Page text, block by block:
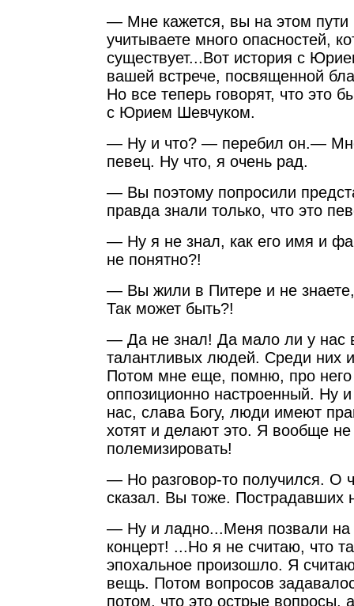
— Мне кажется, вы на этом пути
учитываете много опасностей,
существует...Вот история с
вашей встрече, посвященной
Но все теперь говорят, что это
с Юрием Шевчуком.
— Ну и что? — перебил он.— Мне
певец. Ну что, я очень рад.
— Вы поэтому попросили
правда знали только, что это
— Ну я не знал, как его имя и
не понятно?!
— Вы жили в Питере и не знаете,
Так может быть?!
— Да не знал! Да мало ли у нас
талантливых людей. Среди них
Потом мне еще, помню, про него
оппозиционно настроенный. Ну
нас, слава Богу, люди имеют
хотят и делают это. Я вообще
полемизировать!
— Но разговор-то получился. О
сказал. Вы тоже. Пострадавших
— Ну и ладно...Меня позвали на
концерт! ...Но я не считаю, что
эпохальное произошло. Я
вещь. Потом вопросов
потом, что это острые вопросы,